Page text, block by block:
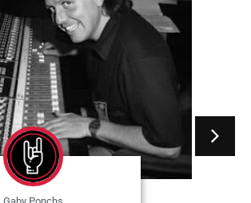
No hay comentarios
09 de agosto de 1995. Muere
Jerry García en Lagunitas-Forest
Knolls, California, Estados Unidos.
Fue...